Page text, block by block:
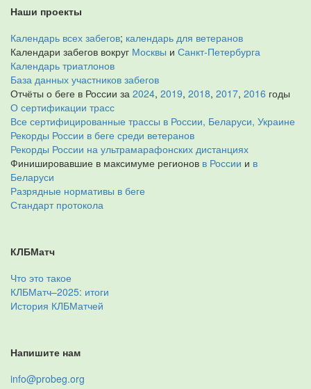
Наши проекты
Календарь всех забегов; календарь для ветеранов
Календари забегов вокруг Москвы и Санкт-Петербурга
Календарь триатлонов
База данных участников забегов
Отчёты о беге в России за 2024, 2019, 2018, 2017, 2016 годы
О сертификации трасс
Все сертифицированные трассы в России, Беларуси, Украине
Рекорды России в беге среди ветеранов
Рекорды России на ультрамарафонских дистанциях
Финишировавшие в максимуме регионов в России и в
Беларуси
Разрядные нормативы в беге
Стандарт протокола
КЛБМатч
Что это такое
КЛБМатч–2025: итоги
История КЛБМатчей
Напишите нам
info@probeg.org